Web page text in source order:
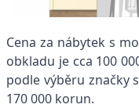
Cena za nábytek s
obkladu je cca 100
podle výběru značky
170 000 korun.